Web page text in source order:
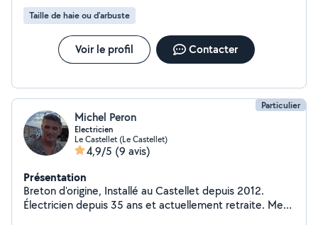
Taille de haie ou d'arbuste
Voir le profil Contacter
Particulier
Michel Peron
Electricien
Le Castellet (Le Castellet)
4,9/5 (9 avis)
Présentation
Breton d'origine, Installé au Castellet depuis 2012.
Électricien depuis 35 ans et actuellement retraite. Mes